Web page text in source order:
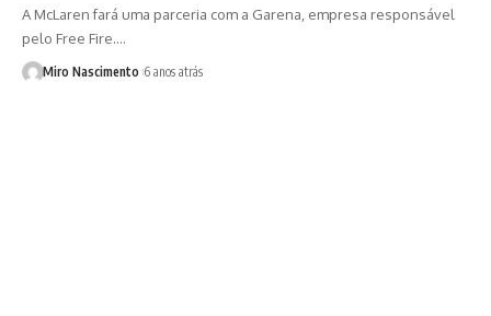
A McLaren fará uma parceria com a Garena, empresa responsável
pelo Free Fire.…
Miro Nascimento 6 anos atrás